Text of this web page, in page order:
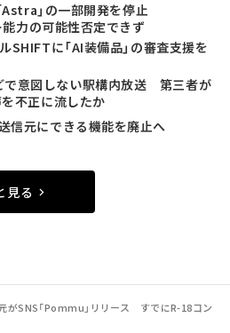
Astra」の一部開発を停止
力の可能性否定できず
SHIFTに「AI装備品」の審査支援を
で意図しない駅構内放送 第三者が
不正に流したか
信元にできる機能を廃止へ
見る
がSNS「Pommu」リリース すでにR-18コン